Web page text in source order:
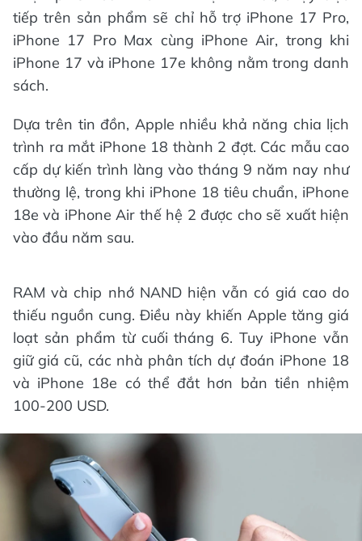
tiếp trên sản phẩm sẽ chỉ hỗ trợ iPhone 17 Pro,
iPhone 17 Pro Max cùng iPhone Air, trong khi
iPhone 17 và iPhone 17e không nằm trong danh
sách.
Dựa trên tin đồn, Apple nhiều khả năng chia lịch
trình ra mắt iPhone 18 thành 2 đợt. Các mẫu cao
cấp dự kiến trình làng vào tháng 9 năm nay như
thường lệ, trong khi iPhone 18 tiêu chuẩn, iPhone
18e và iPhone Air thế hệ 2 được cho sẽ xuất hiện
vào đầu năm sau.
RAM và chip nhớ NAND hiện vẫn có giá cao do
thiếu nguồn cung. Điều này khiến Apple tăng giá
loạt sản phẩm từ cuối tháng 6. Tuy iPhone vẫn
giữ giá cũ, các nhà phân tích dự đoán iPhone 18
và iPhone 18e có thể đắt hơn bản tiền nhiệm
100-200 USD.